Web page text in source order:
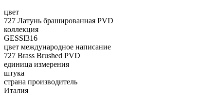
цвет
727 Латунь брашированная PVD
коллекция
GESSI316
цвет международное написание
727 Brass Brushed PVD
единица измерения
штука
страна производитель
Италия